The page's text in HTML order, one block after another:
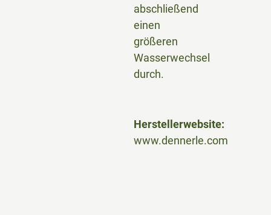
abschließend
einen
größeren
Wasserwechsel
durch.
Herstellerwebsite:
www.dennerle.com